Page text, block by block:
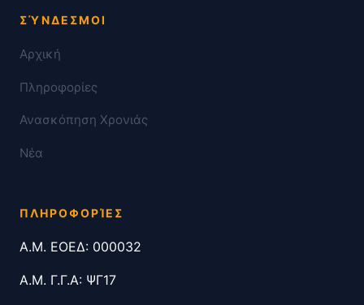
ΣΎΝΔΕΣΜΟΙ
Αρχική
Πληροφορίες
Ανασκόπηση Χρονιάς
Νέα
ΠΛΗΡΟΦΟΡΊΕΣ
Α.Μ. ΕΟΕΔ: 000032
Α.Μ. Γ.Γ.Α: ΨΓ17